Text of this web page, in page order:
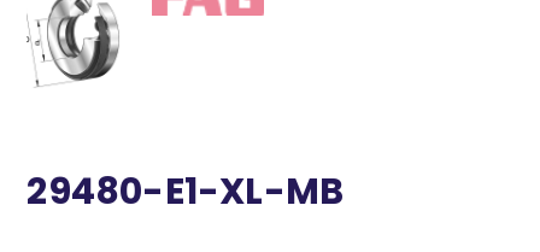
29480-E1-XL-MB